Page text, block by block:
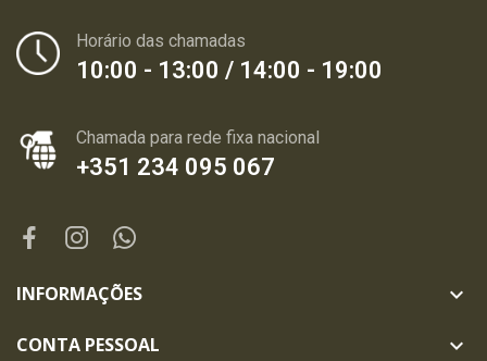
Horário das chamadas
10:00 - 13:00 / 14:00 - 19:00
Chamada para rede fixa nacional
+351 234 095 067
INFORMAÇÕES 
CONTA PESSOAL 